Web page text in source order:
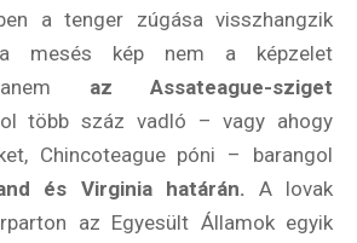
a tenger zúgása visszhangzik
mesés kép nem a képzelet
az Assateague-sziget
több száz vadló – vagy ahogy
Chincoteague póni – barangol
és Virginia határán. A lovak
az Egyesült Államok egyik